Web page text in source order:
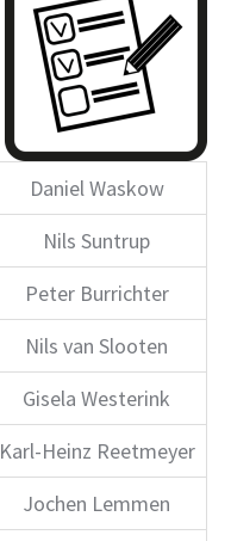
Daniel Waskow
Nils Suntrup
Peter Burrichter
Nils van Slooten
Gisela Westerink
Karl-Heinz Reetmeyer
Jochen Lemmen